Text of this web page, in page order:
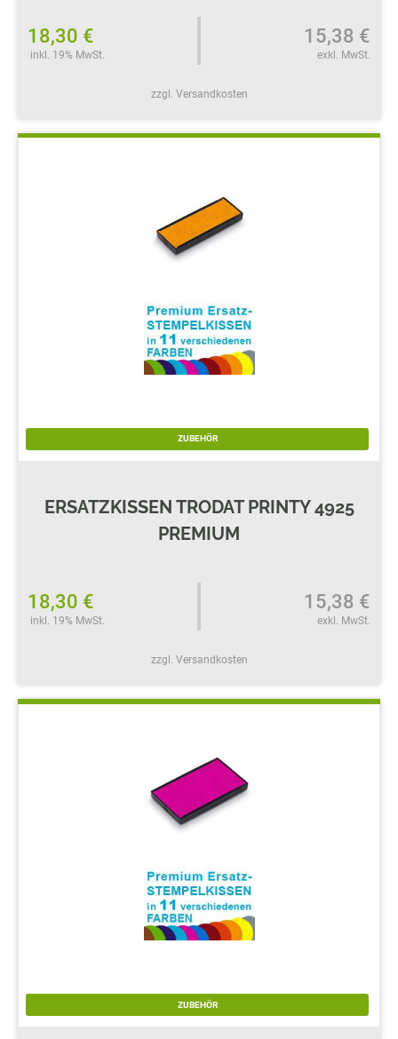
18,30 €
inkl. 19% MwSt.
15,38 €
exkl. MwSt.
zzgl. Versandkosten
ZUBEHÖR
ERSATZKISSEN TRODAT PRINTY 4925
PREMIUM
18,30 €
inkl. 19% MwSt.
15,38 €
exkl. MwSt.
zzgl. Versandkosten
ZUBEHÖR